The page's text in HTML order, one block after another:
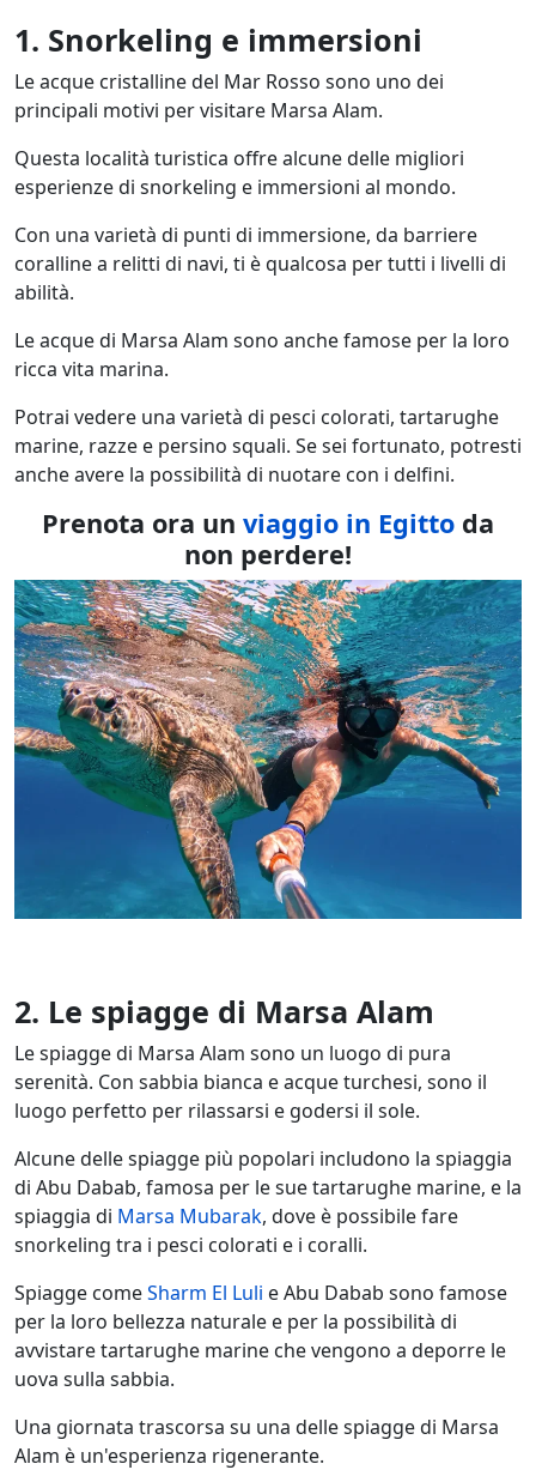
1. Snorkeling e immersioni
Le acque cristalline del Mar Rosso sono uno dei
principali motivi per visitare Marsa Alam.
Questa località turistica offre alcune delle migliori
esperienze di snorkeling e immersioni al mondo.
Con una varietà di punti di immersione, da barriere
coralline a relitti di navi, ti è qualcosa per tutti i livelli di
abilità.
Le acque di Marsa Alam sono anche famose per la loro
ricca vita marina.
Potrai vedere una varietà di pesci colorati, tartarughe
marine, razze e persino squali. Se sei fortunato, potresti
anche avere la possibilità di nuotare con i delfini.
Prenota ora un viaggio in Egitto da
non perdere!
2. Le spiagge di Marsa Alam
Le spiagge di Marsa Alam sono un luogo di pura
serenità. Con sabbia bianca e acque turchesi, sono il
luogo perfetto per rilassarsi e godersi il sole.
Alcune delle spiagge più popolari includono la spiaggia
di Abu Dabab, famosa per le sue tartarughe marine, e la
spiaggia di Marsa Mubarak, dove è possibile fare
snorkeling tra i pesci colorati e i coralli.
Spiagge comeSharm El Luli e Abu Dabab sono famose
per la loro bellezza naturale e per la possibilità di
avvistare tartarughe marine che vengono a deporre le
uova sulla sabbia.
Una giornata trascorsa su una delle spiagge di Marsa
Alam è un'esperienza rigenerante.